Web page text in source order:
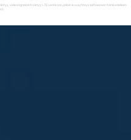
videosignalointi siirtyy LTE verkkoon, jolloin kuvayhteys laitteeseen toimii edelleen